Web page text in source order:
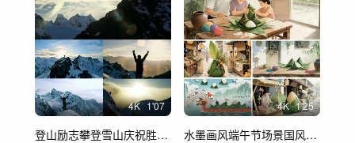
4K 1'07
登山励志攀登雪山庆祝胜利迎接日出
4K 1'25
水墨画风端午节场景国风端午